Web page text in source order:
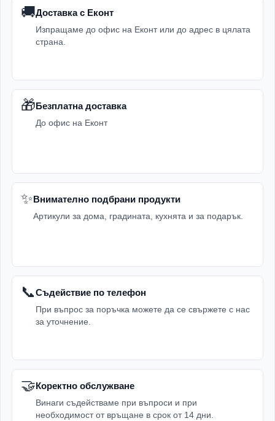
🚚Доставка с Еконт
Изпращаме до офис на Еконт или до адрес в цялата
страна.
🎁Безплатна доставка
До офис на Еконт
✨Внимателно подбрани продукти
Артикули за дома, градината, кухнята и за подарък.
📞Съдействие по телефон
При въпрос за поръчка можете да се свържете с нас
за уточнение.
🤝Коректно обслужване
Винаги съдействаме при въпроси и при
необходимост от връщане в срок от 14 дни.